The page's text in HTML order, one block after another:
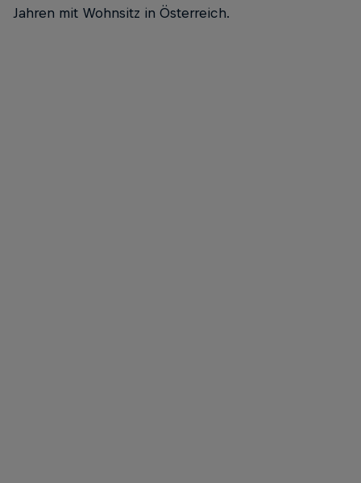
Jahren mit Wohnsitz in Österreich.